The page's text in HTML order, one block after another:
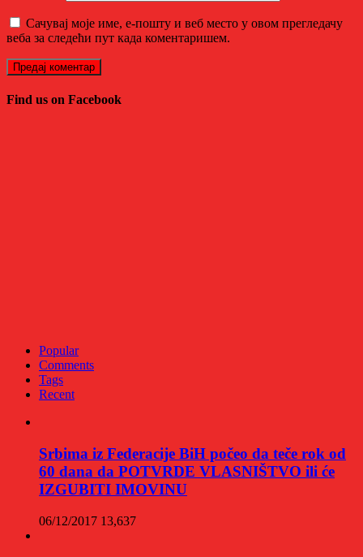
Сачувај моје име, е-пошту и веб место у овом прегледачу
веба за следећи пут када коментаришем.
Find us on Facebook
Popular
Comments
Tags
Recent
Srbima iz Federacije BiH počeo da teče rok od
60 dana da POTVRDE VLASNIŠTVO ili će
IZGUBITI IMOVINU
06/12/2017 13,637